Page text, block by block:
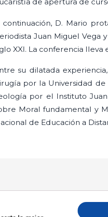
de apertura de
continuación, D. Mario
Juan Miguel Vega
XXI. La conferencia
su dilatada
por la Universidad de
por el Instituto
Moral fundamental y
de Educación a